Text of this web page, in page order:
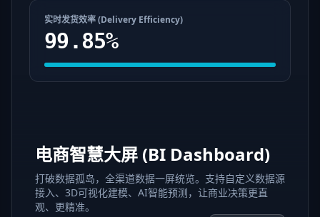
实时发货效率 (Delivery Efficiency)
99.85%
电商智慧大屏 (BI Dashboard)
打破数据孤岛，全渠道数据一屏统览。支持自定义数据源
接入、3D可视化建模、AI智能预测，让商业决策更直
观、更精准。